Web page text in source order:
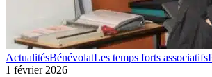
Retours
sur
ActualitésBénévolatLes temps forts associatifs
1 février 2026